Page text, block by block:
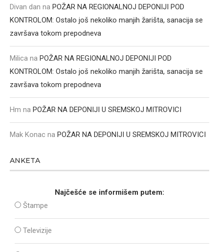
Divan dan na POŽAR NA REGIONALNOJ DEPONIJI POD
KONTROLOM: Ostalo još nekoliko manjih žarišta, sanacija se
završava tokom prepodneva
Milica na POŽAR NA REGIONALNOJ DEPONIJI POD
KONTROLOM: Ostalo još nekoliko manjih žarišta, sanacija se
završava tokom prepodneva
Hm na POŽAR NA DEPONIJI U SREMSKOJ MITROVICI
Mak Konac na POŽAR NA DEPONIJI U SREMSKOJ MITROVICI
ANKETA
Najčešće se informišem putem:
Štampe
Televizije